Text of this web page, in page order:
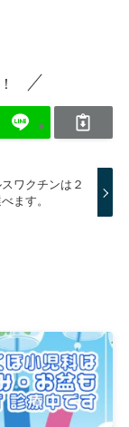
ワクチンは２
ます。